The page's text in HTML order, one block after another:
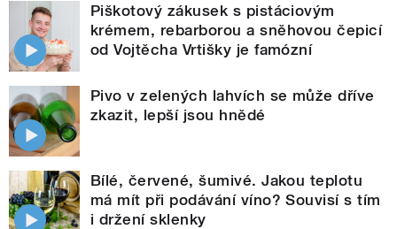
Piškotový zákusek s pistáciovým
krémem, rebarborou a sněhovou čepicí
od Vojtěcha Vrtišky je famózní
Pivo v zelených lahvích se může dříve
zkazit, lepší jsou hnědé
Bílé, červené, šumivé. Jakou teplotu
má mít při podávání víno? Souvisí s tím
i držení sklenky